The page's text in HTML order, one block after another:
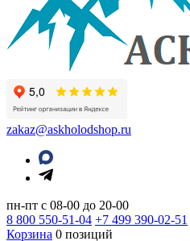
zakaz@askholodshop.ru
пн-пт с 08-00 до 20-00
8 800 550-51-04 +7 499 390-02-51
Корзина 0 позиций